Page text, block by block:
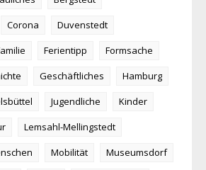
Corona
Duvenstedt
Ferientipp
Formsache
Geschäftliches
Hamburg
Jugendliche
Kinder
Lemsahl-Mellingstedt
Mobilität
Museumsdorf